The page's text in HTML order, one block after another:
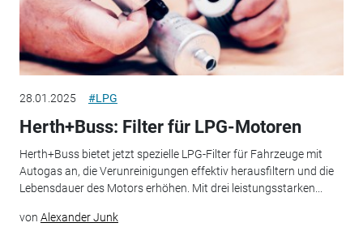
28.01.2025 #LPG
Herth+Buss: Filter für LPG-Motoren
Herth+Buss bietet jetzt spezielle LPG-Filter für Fahrzeuge mit
Autogas an, die Verunreinigungen effektiv herausfiltern und die
Lebensdauer des Motors erhöhen. Mit drei leistungsstarken...
von Alexander Junk